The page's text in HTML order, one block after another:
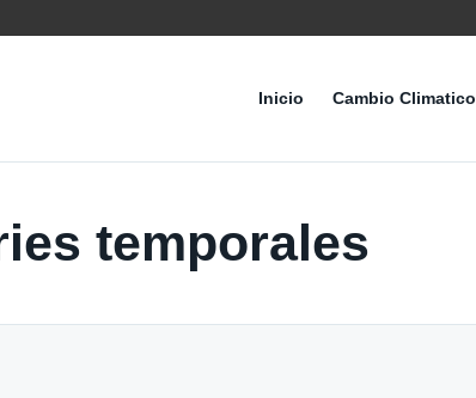
Inicio Cambio Climatico
temporales